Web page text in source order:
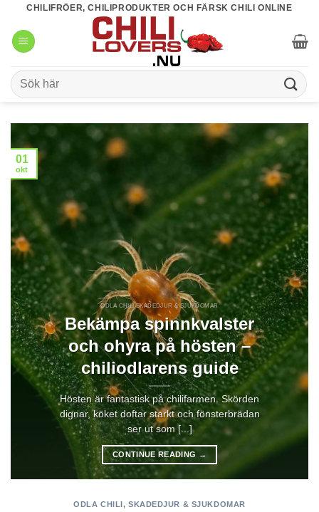
content
CHILIFRÖER, CHILIPRODUKTER OCH FÄRSK CHILI ONLINE
Sök
efter:
ODLA CHILI SKADEDJUR & SJUKDOMAR
Bekämpa spinnkvalster
och ohyra på hösten –
chiliodlarens guide
Hösten är fantastisk på chilifarmen. Skörden
dignar, köket doftar starkt och fönsterbrädan
ser ut som [...]
CONTINUE READING →
01
okt
ODLA CHILI, SKADEDJUR & SJUKDOMAR